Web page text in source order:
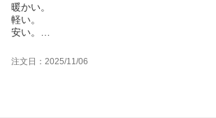
暖かい。
軽い。
安い。
言うことなし。
注文日：2025/11/06